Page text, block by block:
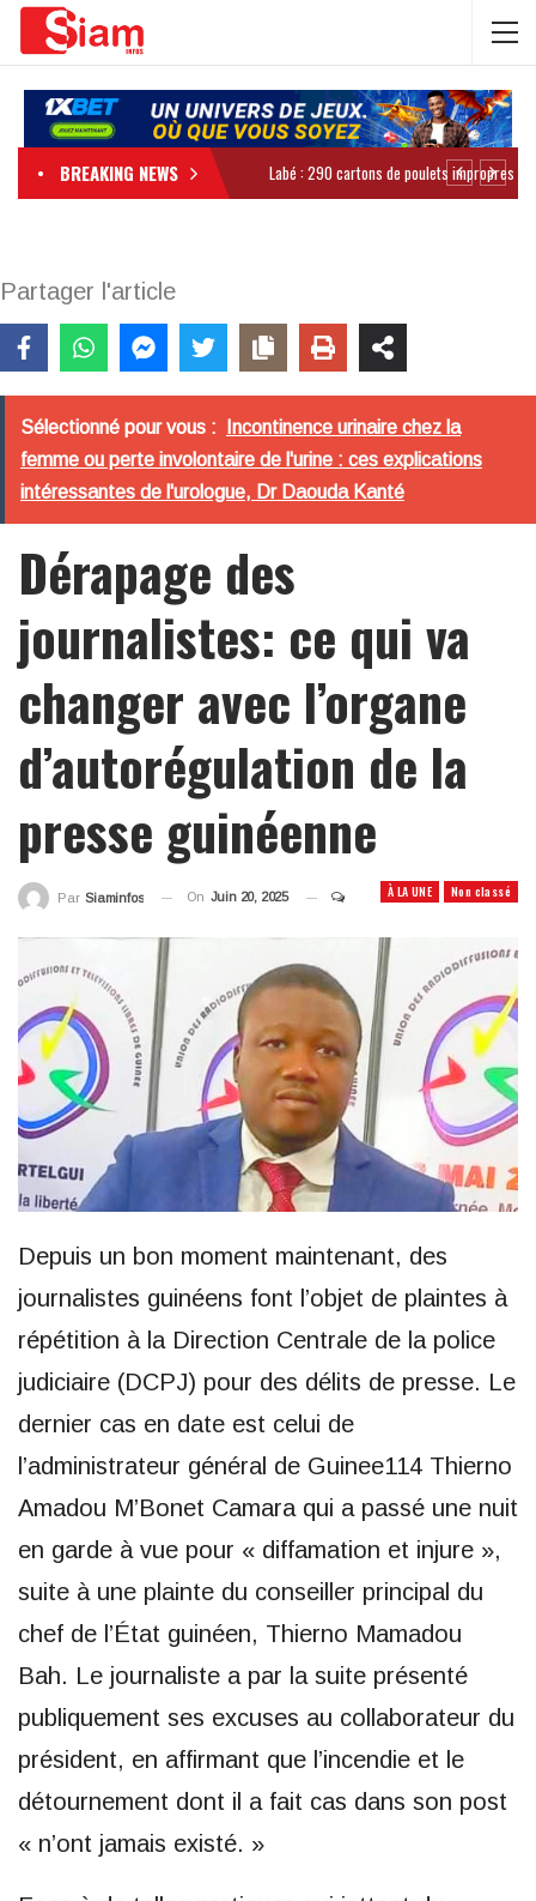
BREAKING NEWS
Partager l'article
Sélectionné pour vous :
Incontinence urinaire chez la
femme ou perte involontaire de l'urine : ces explications
intéressantes de l'urologue, Dr Daouda Kanté
Dérapage des
journalistes: ce qui va
changer avec l’organe
d’autorégulation de la
presse guinéenne
À LA UNE Non classé
Par Siaminfos On Juin 20, 2025
Depuis un bon moment maintenant, des
journalistes guinéens font l’objet de plaintes à
répétition à la Direction Centrale de la police
judiciaire (DCPJ) pour des délits de presse. Le
dernier cas en date est celui de
l’administrateur général de Guinee114 Thierno
Amadou M’Bonet Camara qui a passé une nuit
en garde à vue pour « diffamation et injure »,
suite à une plainte du conseiller principal du
chef de l’État guinéen, Thierno Mamadou
Bah. Le journaliste a par la suite présenté
publiquement ses excuses au collaborateur du
président, en affirmant que l’incendie et le
détournement dont il a fait cas dans son post
« n’ont jamais existé. »